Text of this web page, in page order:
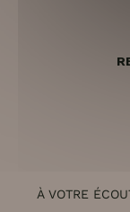
À VOTRE